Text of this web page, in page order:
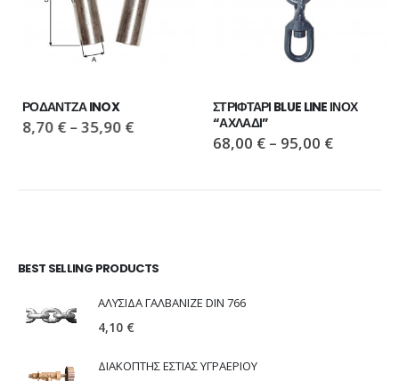
ΡΟΔΑΝΤΖΑ INOX
8,70€–35,90€
ΣΤΡΙΦΤΑΡΙ BLUE LINE ΙΝΟΧ
“ΑΧΛΑΔΙ”
68,00 €– 95,00 €
BEST SELLING PRODUCTS
ΑΛΥΣΙΔΑ ΓΑΛΒΑΝΙΖΕ DIN 766
4,10 €
ΔΙΑΚΟΠΤΗΣ ΕΣΤΙΑΣ ΥΓΡΑΕΡΙΟΥ